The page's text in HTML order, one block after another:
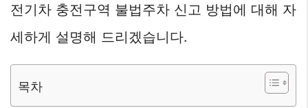
전기차 충전구역 불법주차 신고 방법에 대해 자
세하게 설명해 드리겠습니다.
목차